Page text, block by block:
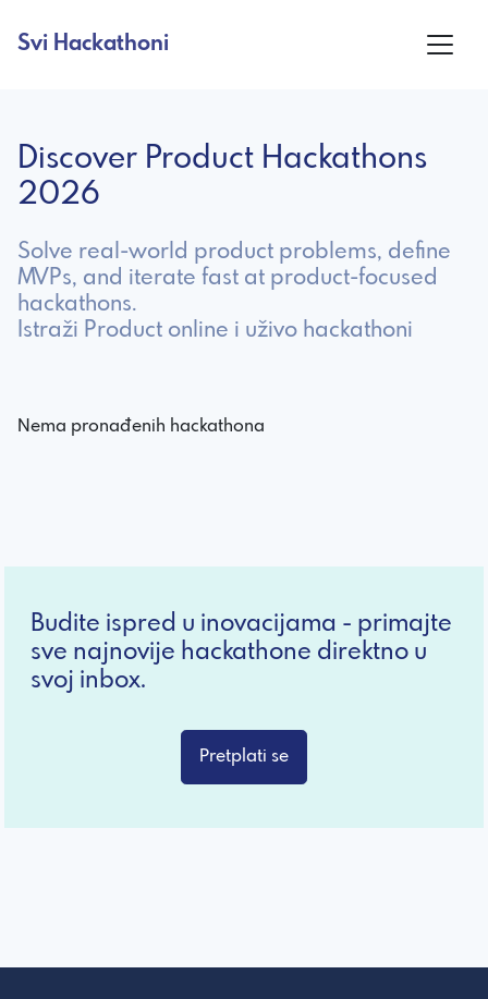
Svi Hackathoni
Discover Product Hackathons
2026
Solve real-world product problems, define
MVPs, and iterate fast at product-focused
hackathons.
Istraži Product online i uživo hackathoni
Nema pronađenih hackathona
Budite ispred u inovacijama - primajte
sve najnovije hackathone direktno u
svoj inbox.
Pretplati se